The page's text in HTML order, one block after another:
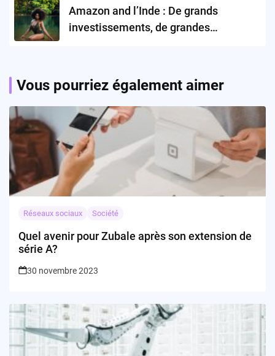
Amazon and l’Inde : De grands
investissements, de grandes
Vous pourriez également aimer
Réseaux sociaux Société
Quel avenir pour Zubale après son extension de
série A?
30 novembre 2023